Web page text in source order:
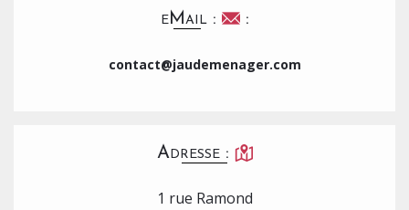
eMail : :
contact@jaudemenager.com
Adresse :
1 rue Ramond